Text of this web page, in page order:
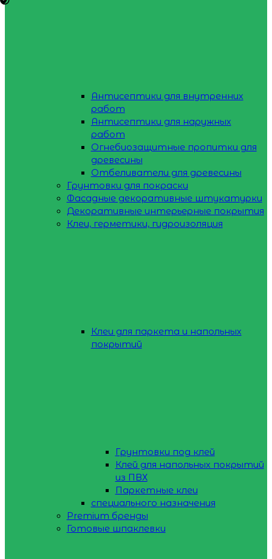
Антисептики для внутренних
работ
Антисептики для наружных
работ
Огнебиозащитные пропитки для
древесины
Отбеливатели для древесины
Грунтовки для покраски
Фасадные декоративные штукатурки
Декоративные интерьерные покрытия
Клеи, герметики, гидроизоляция
Клеи для паркета и напольных
покрытий
Грунтовки под клей
Клей для напольных покрытий
из ПВХ
Паркетные клеи
специального назначения
Premium бренды
Готовые шпаклевки